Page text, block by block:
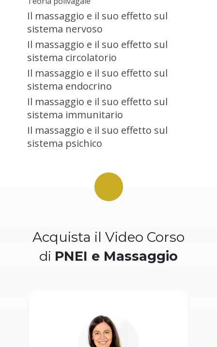
Il massaggio e il suo effetto sul
sistema nervoso
Il massaggio e il suo effetto sul
sistema circolatorio
Il massaggio e il suo effetto sul
sistema endocrino
Il massaggio e il suo effetto sul
sistema immunitario
Il massaggio e il suo effetto sul
sistema psichico
Acquista il Video Corso
di PNEI e Massaggio